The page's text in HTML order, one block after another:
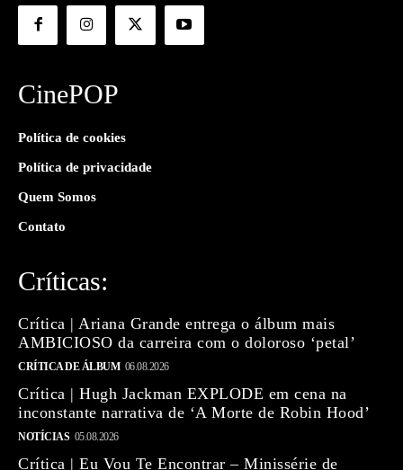
CinePOP
Política de cookies
Política de privacidade
Quem Somos
Contato
Críticas:
Crítica | Ariana Grande entrega o álbum mais
AMBICIOSO da carreira com o doloroso ‘petal’
CRÍTICA DE ÁLBUM 06.08.2026
Crítica | Hugh Jackman EXPLODE em cena na
inconstante narrativa de ‘A Morte de Robin Hood’
NOTÍCIAS 05.08.2026
Crítica | Eu Vou Te Encontrar – Minissérie de